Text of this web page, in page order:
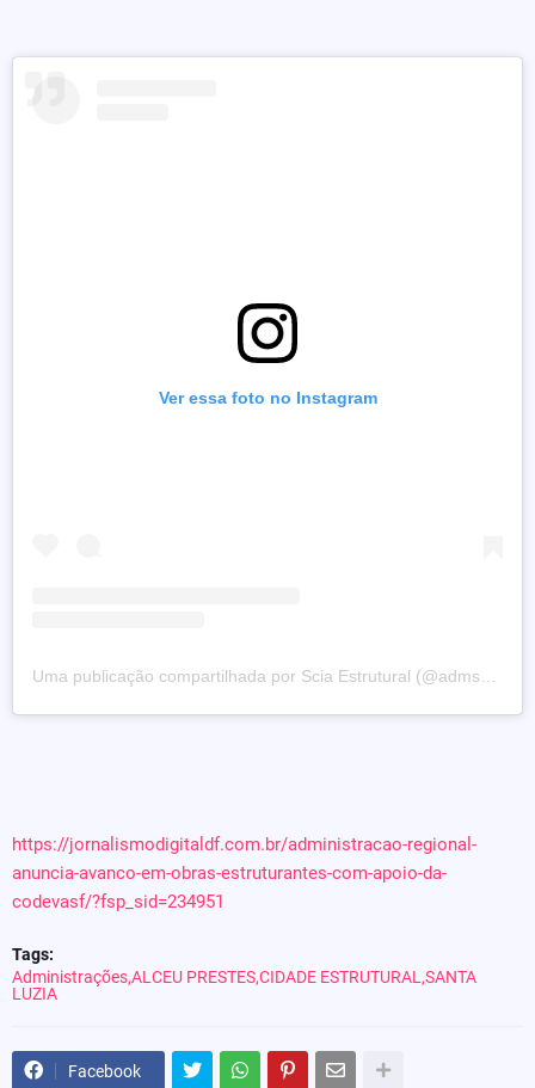
Ver essa foto no Instagram
https://jornalismodigitaldf.com.br/administracao-regional-
anuncia-avanco-em-obras-estruturantes-com-apoio-da-
codevasf/?fsp_sid=234951
Tags:
Administrações,ALCEU PRESTES,CIDADE ESTRUTURAL,SANTA
LUZIA
Facebook